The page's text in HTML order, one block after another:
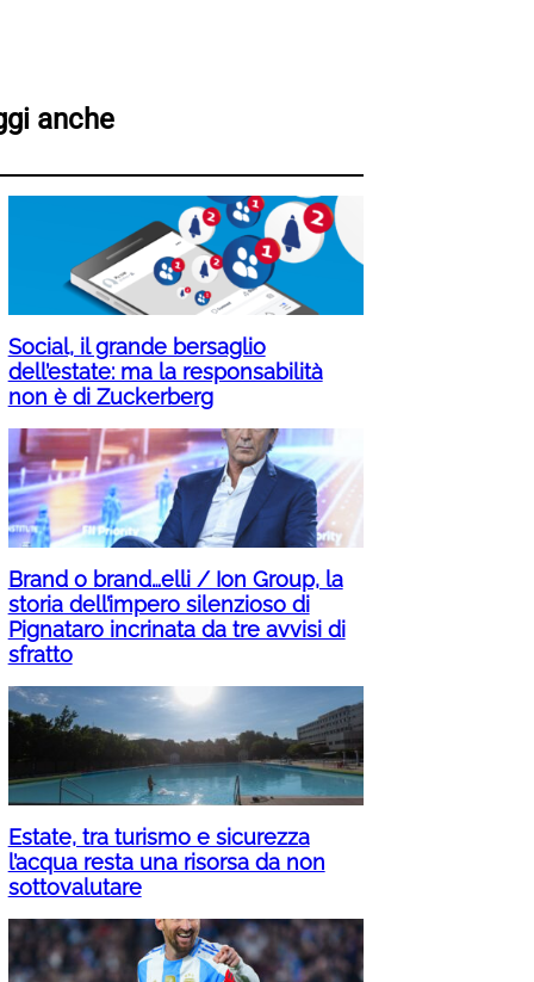
anche
Social, il grande bersaglio
dell’estate: ma la responsabilità
non è di Zuckerberg
Brand o brand…elli / Ion Group, la
storia dell’impero silenzioso di
Pignataro incrinata da tre avvisi di
sfratto
Estate, tra turismo e sicurezza
l’acqua resta una risorsa da non
sottovalutare